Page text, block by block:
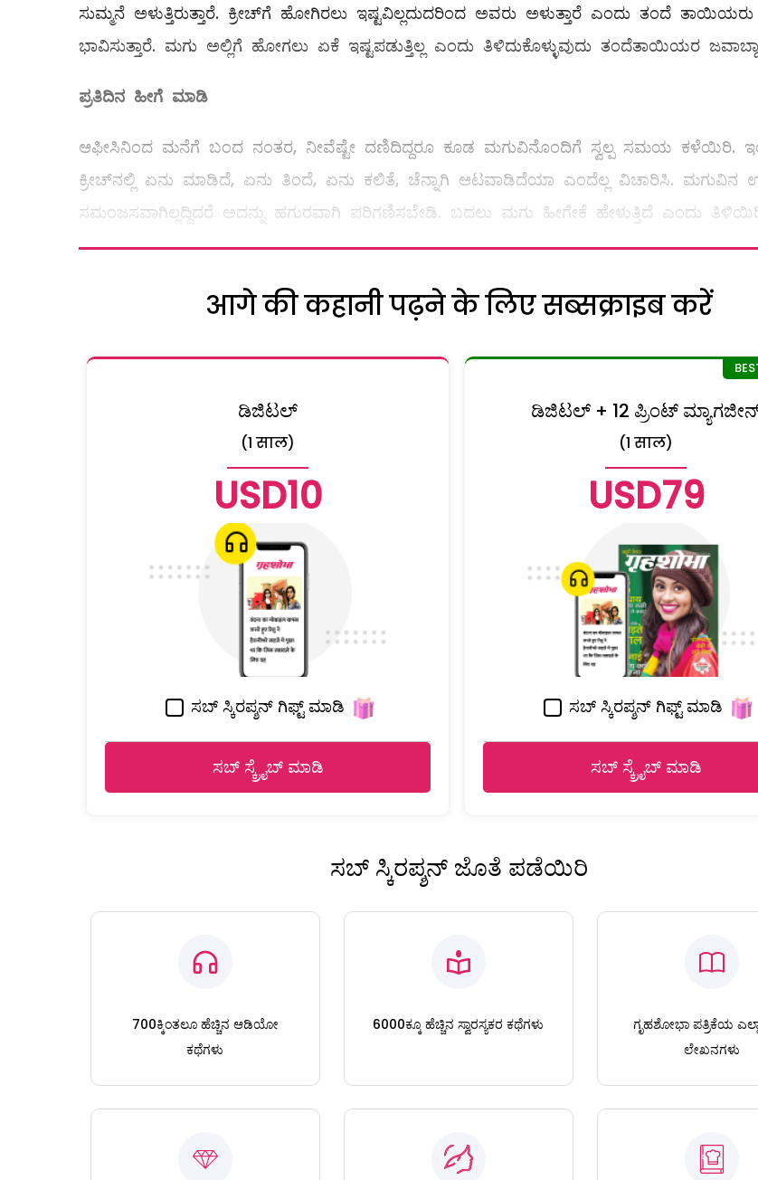
ಸುಮ್ಮನೆ ಅಳುತ್ತಿರುತ್ತಾರೆ. ಕ್ರೀಚ್‌ಗೆ ಹೋಗಿರಲು ಇಷ್ಟವಿಲ್ಲದುದರಿಂದ ಅವರು ಅಳುತ್ತಾರೆ ಎಂದು ತಂದೆ ತಾಯಿಯರು
ಭಾವಿಸುತ್ತಾರೆ. ಮಗು ಅಲ್ಲಿಗೆ ಹೋಗಲು ಏಕೆ ಇಷ್ಟಪಡುತ್ತಿಲ್ಲ ಎಂದು ತಿಳಿದುಕೊಳ್ಳುವುದು ತಂದೆತಾಯಿಯರ
ಪ್ರತಿದಿನ ಹೀಗೆ ಮಾಡಿ
ಆಫೀಸಿನಿಂದ ಮನೆಗೆ ಬಂದ ನಂತರ, ನೀವೆಷ್ಟೇ ದಣಿದಿದ್ದರೂ ಕೂಡ ಮಗುವಿನೊಂದಿಗೆ ಸ್ವಲ್ಪ ಸಮಯ ಕಳೆಯಿರಿ.
ಕ್ರೀಚ್‌ನಲ್ಲಿ ಏನು ಮಾಡಿದೆ, ಏನು ತಿಂದೆ, ಏನು ಕಲಿತೆ, ಚೆನ್ನಾಗಿ ಆಟವಾಡಿದೆಯಾ ಎಂದೆಲ್ಲ ವಿಚಾರಿಸಿ. ಮಗುವಿನ
ಸಮಂಜಸವಾಗಿಲ್ಲದ್ದಿದರೆ ಅದನ್ನು ಹಗುರವಾಗಿ ಪರಿಗಣಿಸಬೇಡಿ. ಬದಲು ಮಗು ಹೀಗೇಕೆ ಹೇಳುತ್ತಿದೆ ಎಂದು
आगे की कहानी पढ़ने के लिए सब्सक्राइब करें
ಡಿಜಿಟಲ್
(1 साल)
USD10
ಸಬ್ ಸ್ಕಿರಪ್ಶನ್ ಗಿಫ್ಟ್ ಮಾಡಿ
ಸಬ್ ಸ್ಕ್ರೈಬ್ ಮಾಡಿ
ಡಿಜಿಟಲ್ + 12 ಪ್ರಿಂಟ್
(1 साल)
USD79
ಸಬ್ ಸ್ಕಿರಪ್ಶನ್ ಗಿಫ್ಟ್ ಮಾಡಿ
ಸಬ್ ಸ್ಕ್ರೈಬ್ ಮಾಡಿ
ಸಬ್ ಸ್ಕಿರಪ್ಶನ್ ಜೊತೆ ಪಡೆಯಿರಿ
700ಕ್ಕಿಂತಲೂ ಹೆಚ್ಚಿನ ಆಡಿಯೋ
ಕಥೆಗಳು
6000ಕ್ಕೂ ಹೆಚ್ಚಿನ ಸ್ವಾರಸ್ಯಕರ ಕಥೆಗಳು
ಗೃಹಶೋಭಾ ಪತ್ರಿಕೆಯ
ಲೇಖನಗಳು